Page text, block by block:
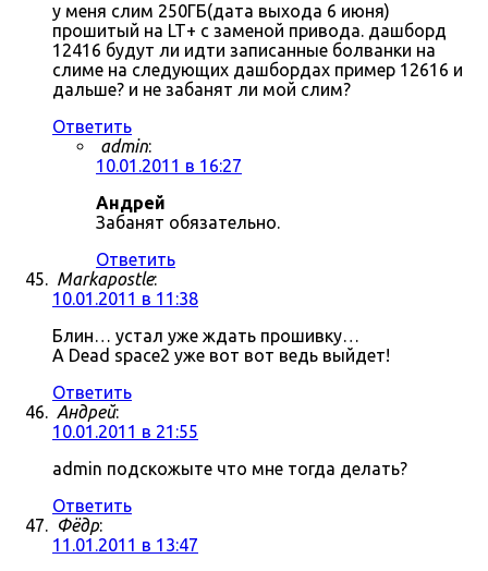
у меня слим 250ГБ(дата выхода 6 июня)
прошитый на LT+ с заменой привода. дашборд
12416 будут ли идти записанные болванки на
слиме на следующих дашбордах пример 12616 и
дальше? и не забанят ли мой слим?
Ответить
admin:
10.01.2011 в 16:27
Андрей
Забанят обязательно.
Ответить
Markapostle:
10.01.2011 в 11:38
Блин… устал уже ждать прошивку…
А Dead space2 уже вот вот ведь выйдет!
Ответить
Андрей:
10.01.2011 в 21:55
admin подскожыте что мне тогда делать?
Ответить
Фёдр:
11.01.2011 в 13:47